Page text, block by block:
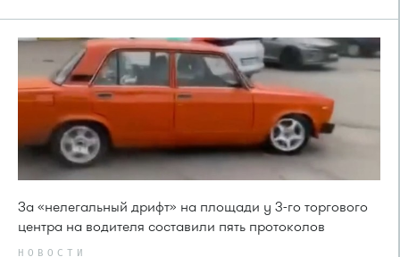
За «нелегальный дрифт» на площади у 3-го торгового
центра на водителя составили пять протоколов
НОВОСТИ